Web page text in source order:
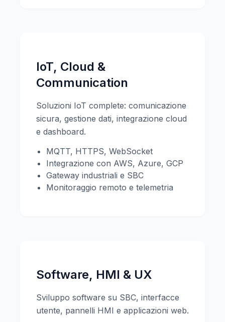
IoT, Cloud &
Communication
Soluzioni IoT complete: comunicazione
sicura, gestione dati, integrazione cloud
e dashboard.
MQTT, HTTPS, WebSocket
Integrazione con AWS, Azure, GCP
Gateway industriali e SBC
Monitoraggio remoto e telemetria
Software, HMI & UX
Sviluppo software su SBC, interfacce
utente, pannelli HMI e applicazioni web.